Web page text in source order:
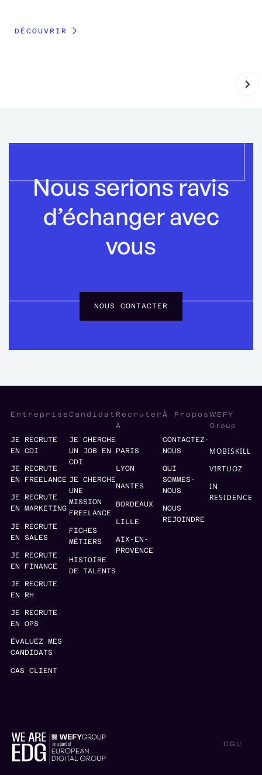
DÉCOUVRIR
Nous serions ravis
d’échanger avec
vous
NOUS CONTACTER
Entreprise
JE RECRUTE
EN CDI
JE RECRUTE
EN FREELANCE
JE RECRUTE
EN MARKETING
JE RECRUTE
EN SALES
JE RECRUTE
EN FINANCE
JE RECRUTE
EN RH
JE RECRUTE
EN OPS
ÉVALUEZ MES
CANDIDATS
CAS CLIENT
Candidat
JE CHERCHE
UN JOB EN
CDI
JE CHERCHE
UNE
MISSION
FREELANCE
FICHES
MÉTIERS
HISTOIRE
DE TALENTS
Recruter
À
PARIS
LYON
NANTES
BORDEAUX
LILLE
AIX-EN-
PROVENCE
À Propos
CONTACTEZ-
NOUS
QUI
SOMMES-
NOUS
NOUS
REJOINDRE
WEFY
Group
MOBISKILL
VIRTUOZ
IN
RESIDENCE
CGU